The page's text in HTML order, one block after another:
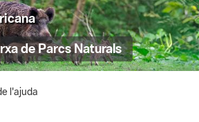
de Parcs Naturals
l'ajuda